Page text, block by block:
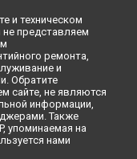
и техническом
не представляем
ремонта,
и
Обратите
сайте, не являются
информации,
Также
упоминаемая на
нами